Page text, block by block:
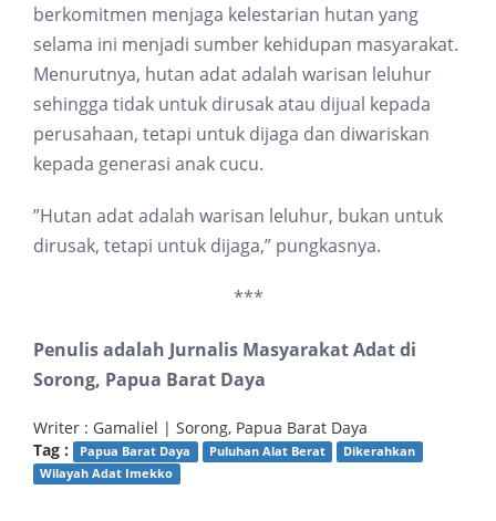
berkomitmen menjaga kelestarian hutan yang
selama ini menjadi sumber kehidupan masyarakat.
Menurutnya, hutan adat adalah warisan leluhur
sehingga tidak untuk dirusak atau dijual kepada
perusahaan, tetapi untuk dijaga dan diwariskan
kepada generasi anak cucu.
”Hutan adat adalah warisan leluhur, bukan untuk
dirusak, tetapi untuk dijaga,” pungkasnya.
***
Penulis adalah Jurnalis Masyarakat Adat di
Sorong, Papua Barat Daya
Writer : Gamaliel | Sorong, Papua Barat Daya
Tag :
Papua Barat Daya Puluhan Alat Berat
Dikerahkan
Wilayah Adat Imekko